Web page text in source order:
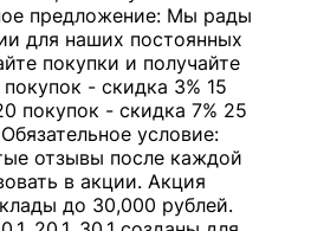
предложение: Мы рады
для наших постоянных
покупки и получайте
- скидка 3% 15
покупок - скидка 7% 25
условие:
отзывы после каждой
в акции. Акция
до 30,000 рублей.